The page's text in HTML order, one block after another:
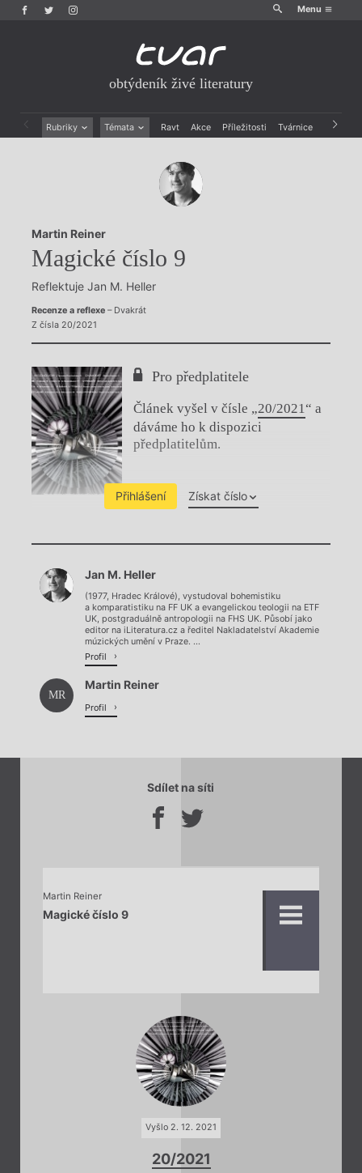
Menu
obtýdeník živé literatury
Rubriky Témata Ravt Akce Příležitosti Tvárnice Archiv
Rozhovory
Dokument
Výroční ceny
Martin Reiner
Magické číslo 9
Reflektuje Jan M. Heller
Recenze a reflexe– Dvakrát
Z čísla 20/2021
Pro předplatitele
Článek vyšel v čísle „20/2021“ a
dáváme ho k dispozici
předplatitelům.
Přihlášení Získat číslo
Chviličku.
Načítá se.
Jan M. Heller
(1977, Hradec Králové), vystudoval bohemistiku
a komparatistiku na FF UK a evangelickou teologii na ETF
UK, postgraduálně antropologii na FHS UK. Působí jako
editor na iLiteratura.cz a ředitel Nakladatelství Akademie
múzických umění v Praze. ...
Profil
MR
Martin Reiner
Profil
Sdílet na síti
Martin Reiner
Magické číslo 9
Vyšlo 2. 12. 2021
20/2021